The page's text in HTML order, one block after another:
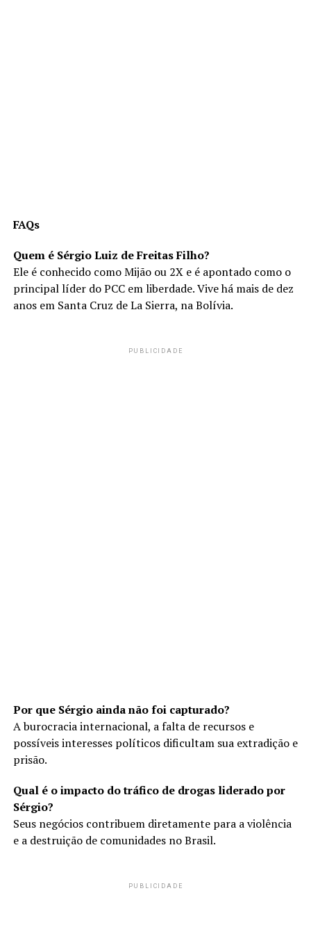
FAQs
Quem é Sérgio Luiz de Freitas Filho?
Ele é conhecido como Mijão ou 2X e é apontado como o
principal líder do PCC em liberdade. Vive há mais de dez
anos em Santa Cruz de La Sierra, na Bolívia.
PUBLICIDADE
Por que Sérgio ainda não foi capturado?
A burocracia internacional, a falta de recursos e
possíveis interesses políticos dificultam sua extradição e
prisão.
Qual é o impacto do tráfico de drogas liderado por
Sérgio?
Seus negócios contribuem diretamente para a violência
e a destruição de comunidades no Brasil.
PUBLICIDADE